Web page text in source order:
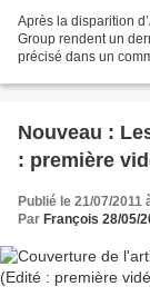
Après la disparition
Group rendent un
précisé dans un
Nouveau :
: première
Publié le 21/07/2011
Par François 28/05/